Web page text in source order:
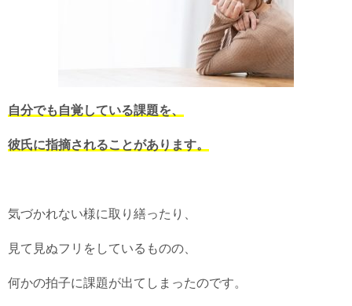
自分でも自覚している課題を、
彼氏に指摘されることがあります。
気づかれない様に取り繕ったり、
見て見ぬフリをしているものの、
何かの拍子に課題が出てしまったのです。